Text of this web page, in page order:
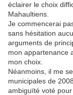
éclairer le choix
Mahaultiens.
Je commencerai
sans hésitation
arguments de
mon appartenance
mon choix.
Néanmoins, il me
municipales de
ambiguïté voté